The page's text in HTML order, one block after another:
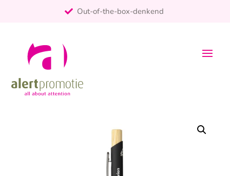
Out-of-the-box-denkend